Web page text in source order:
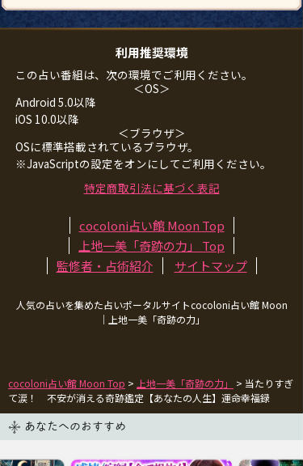
利用推奨環境
この占い番組は、次の環境でご利用ください。
＜OS＞
Android 5.0以降
iOS 10.0以降
＜ブラウザ＞
OSに標準搭載されているブラウザ。
※JavaScriptの設定をオンにしてご利用ください。
特定商取引法に基づく表記
cocoloni占い館 Moon Top
上地一美「奇跡の力」
Top
監修者・占術紹介
サイトマップ
人気の占いを集めた占いポータルサイトcocoloni占い館 Moon
｜ 上地一美「奇跡の力」
cocoloni占い館 Moon Top > 上地一美「奇跡の力」
> 当たりすぎ
て涙！ 不安が消える奇跡鑑定【あなたの人生】運命幸福録
あなたへのおすすめ